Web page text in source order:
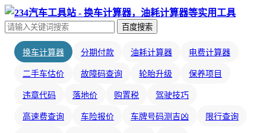
百度搜索
换车计算器 分期付款 油耗计算器 电费计算器
二手车估价 故障码查询 轮胎升级 保养项目
违章代码 落地价 购置税 驾驶技巧
高速费查询 车险报价 车牌号码测吉凶 限行查询